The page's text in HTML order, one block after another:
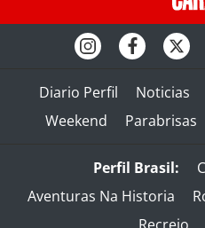
Diario Perfil Noticias
Weekend
Parabrisas
Perfil Brasil:
Aventuras Na Historia